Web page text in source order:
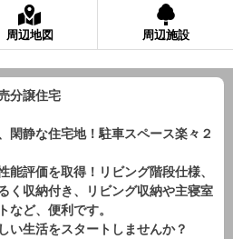
周辺地図 周辺施設
分譲住宅
閑静な住宅地！駐車スペース楽々２
評価を取得！リビング階段仕様、
く収納付き、リビング収納や主寝室
ど、便利です。
い生活をスタートしませんか？